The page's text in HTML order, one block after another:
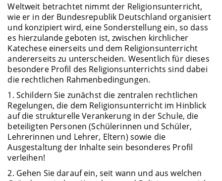
Weltweit betrachtet nimmt der Religionsunterricht,
wie er in der Bundesrepublik Deutschland organisiert
und konzipiert wird, eine Sonderstellung ein, so dass
es hierzulande geboten ist, zwischen kirchlicher
Katechese einerseits und dem Religionsunterricht
andererseits zu unterscheiden. Wesentlich für dieses
besondere Profil des Religionsunterrichts sind dabei
die rechtlichen Rahmenbedingungen.
1. Schildern Sie zunächst die zentralen rechtlichen
Regelungen, die dem Religionsunterricht im Hinblick
auf die strukturelle Verankerung in der Schule, die
beteiligten Personen (Schülerinnen und Schüler,
Lehrerinnen und Lehrer, Eltern) sowie die
Ausgestaltung der Inhalte sein besonderes Profil
verleihen!
2. Gehen Sie darauf ein, seit wann und aus welchen